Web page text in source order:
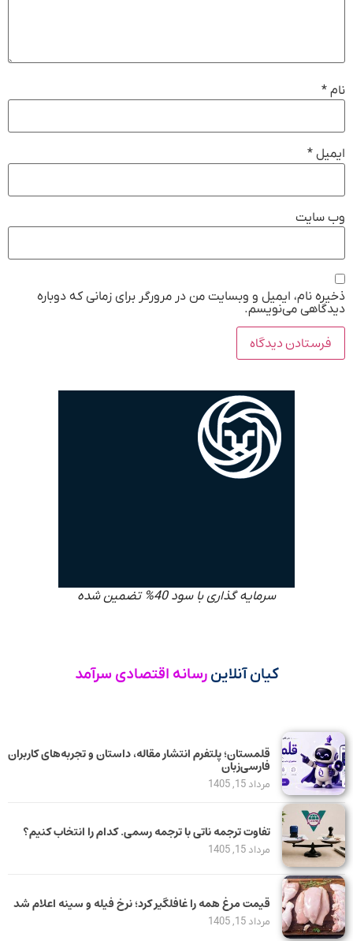
نام *
ایمیل *
وب‌ سایت
ذخیره نام، ایمیل و وبسایت من در مرورگر برای زمانی که دوباره
دیدگاهی می‌نویسم.
سرمایه گذاری با سود 40% تضمین شده
کیان آنلاین رسانه اقتصادی سرآمد
قلمستان؛ پلتفرم انتشار مقاله، داستان و تجربه‌های کاربران
فارسی‌زبان
مرداد 15, 1405
تفاوت ترجمه ناتی با ترجمه رسمی. کدام را انتخاب کنیم؟
مرداد 15, 1405
قیمت مرغ همه را غافلگیر کرد؛ نرخ فیله و سینه اعلام شد
مرداد 15, 1405